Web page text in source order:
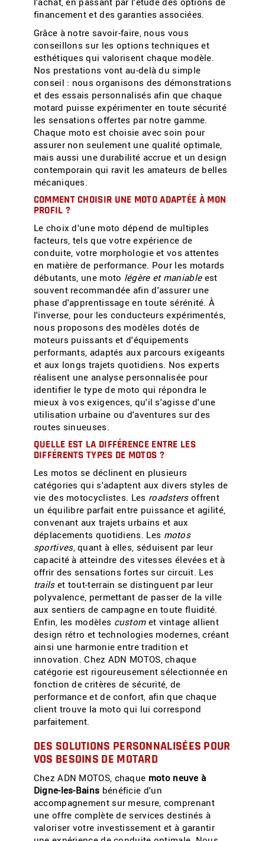
financement et des garanties associées.
Grâce à notre savoir-faire, nous vous
conseillons sur les options techniques et
esthétiques qui valorisent chaque modèle.
Nos prestations vont au-delà du simple
conseil : nous organisons des démonstrations
et des essais personnalisés afin que chaque
motard puisse expérimenter en toute sécurité
les sensations offertes par notre gamme.
Chaque moto est choisie avec soin pour
assurer non seulement une qualité optimale,
mais aussi une durabilité accrue et un design
contemporain qui ravit les amateurs de belles
mécaniques.
COMMENT CHOISIR UNE MOTO ADAPTÉE À MON
PROFIL ?
Le choix d'une moto dépend de multiples
facteurs, tels que votre expérience de
conduite, votre morphologie et vos attentes
en matière de performance. Pour les motards
débutants, une moto légère et maniableest
souvent recommandée afin d'assurer une
phase d'apprentissage en toute sérénité. À
l'inverse, pour les conducteurs expérimentés,
nous proposons des modèles dotés de
moteurs puissants et d'équipements
performants, adaptés aux parcours exigeants
et aux longs trajets quotidiens. Nos experts
réalisent une analyse personnalisée pour
identifier le type de moto qui répondra le
mieux à vos exigences, qu'il s'agisse d'une
utilisation urbaine ou d'aventures sur des
routes sinueuses.
QUELLE EST LA DIFFÉRENCE ENTRE LES
DIFFÉRENTS TYPES DE MOTOS ?
Les motos se déclinent en plusieurs
catégories qui s'adaptent aux divers styles de
vie des motocyclistes. Les roadstersoffrent
un équilibre parfait entre puissance et agilité,
convenant aux trajets urbains et aux
déplacements quotidiens. Les motos
sportives, quant à elles, séduisent par leur
capacité à atteindre des vitesses élevées et à
offrir des sensations fortes sur circuit. Les
trailset tout-terrain se distinguent par leur
polyvalence, permettant de passer de la ville
aux sentiers de campagne en toute fluidité.
Enfin, les modèles customet vintage allient
design rétro et technologies modernes, créant
ainsi une harmonie entre tradition et
innovation. Chez ADN MOTOS, chaque
catégorie est rigoureusement sélectionnée en
fonction de critères de sécurité, de
performance et de confort, afin que chaque
client trouve la moto qui lui correspond
parfaitement.
DES SOLUTIONS PERSONNALISÉES POUR
VOS BESOINS DE MOTARD
Chez ADN MOTOS, chaque moto neuve à
Digne-les-Bains bénéficie d'un
accompagnement sur mesure, comprenant
une offre complète de services destinés à
valoriser votre investissement et à garantir